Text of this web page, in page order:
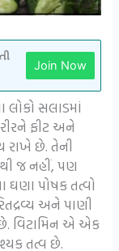
Join Now
સલાડમાં
ફીટ અને
રાખે છે. તેની
જ નહીં, પણ
ઘણા પોષક તત્વો
અને પાણી
વિટામિન એ એક
તત્વ છે.